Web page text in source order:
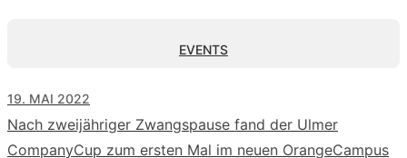
EVENTS
19. MAI 2022
Nach zweijähriger Zwangspause fand der Ulmer
CompanyCup zum ersten Mal im neuen OrangeCampus